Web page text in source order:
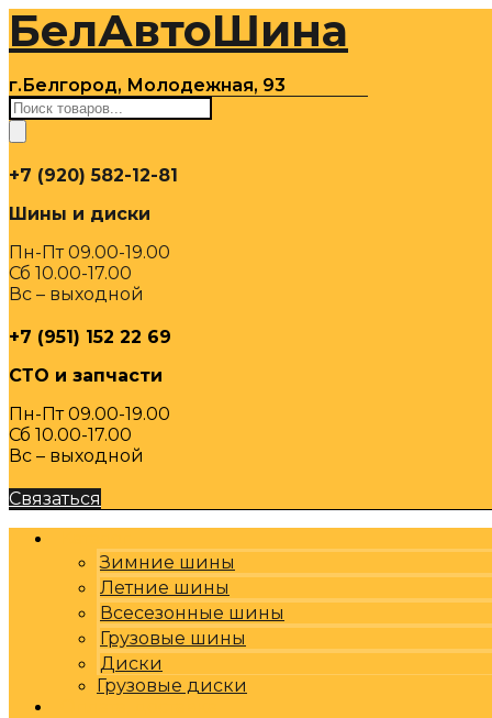
Перейти
содержимому
БелАвтоШина
г.Белгород, Молодежная, 93
Поиск
товаров
+7 (920) 582-12-81
Шины и диски
Пн-Пт 09.00-19.00
Сб 10.00-17.00
Вс – выходной
+7 (951) 152 22 69
СТО и запчасти
Пн-Пт 09.00-19.00
Сб 10.00-17.00
Вс – выходной
Связаться
Зимние шины
Летние шины
Всесезонные шины
Грузовые шины
Диски
Грузовые диски